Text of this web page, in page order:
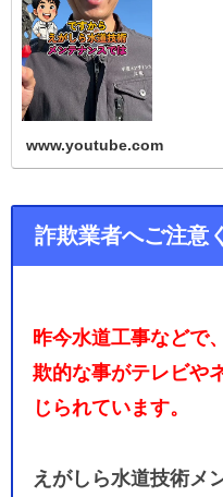
www.youtube.com
詐欺業者へご注意
昨今水道工事などで
欺的な事がテレビや
じられています。
えがしら水道技術メ